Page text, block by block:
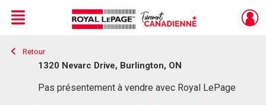
Live
En Direct
Menu
Retour
1320 Nevarc Drive, Burlington, ON
Pas présentement à vendre avec Royal LePage